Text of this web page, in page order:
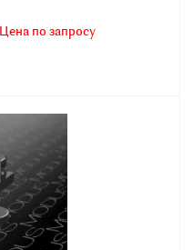
Цена по запросу